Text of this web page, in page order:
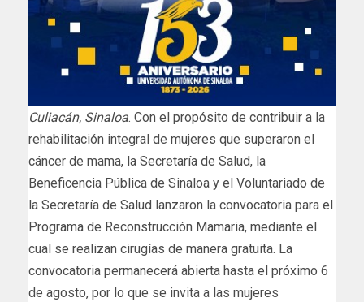
Culiacán, Sinaloa. Con el propósito de contribuir a la
rehabilitación integral de mujeres que superaron el
cáncer de mama, la Secretaría de Salud, la
Beneficencia Pública de Sinaloa y el Voluntariado de
la Secretaría de Salud lanzaron la convocatoria para el
Programa de Reconstrucción Mamaria, mediante el
cual se realizan cirugías de manera gratuita. La
convocatoria permanecerá abierta hasta el próximo 6
de agosto, por lo que se invita a las mujeres